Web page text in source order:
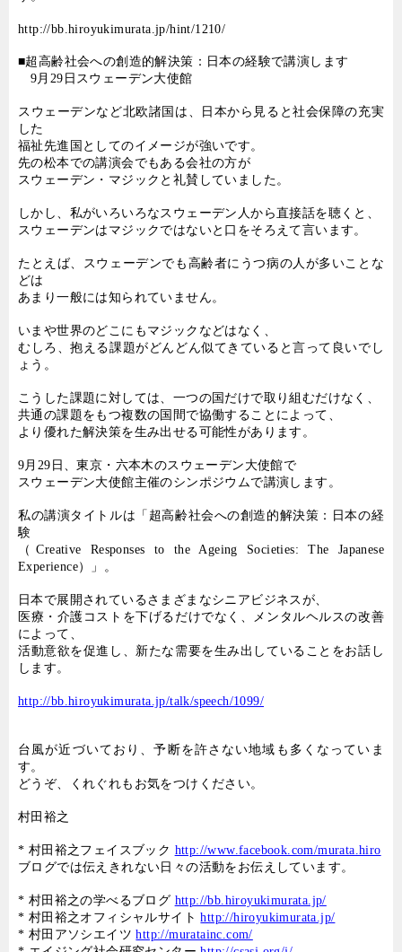
http://bb.hiroyukimurata.jp/hint/1210/
■超高齢社会への創造的解決策：日本の経験で講演します
9月 29 日スウェーデン大使館
スウェーデンなど北欧諸国は、日本から見ると社会保障の充実
した
福祉先進国としてのイメージが強いです。
先の松本での講演会でもある会社の方が
スウェーデン・マジックと礼賛していました。
しかし、私がいろいろなスウェーデン人から直接話を聴くと、
スウェーデンはマジックではないと口をそろえて言います。
たとえば、スウェーデンでも高齢者にうつ病の人が多いことな
どは
あまり一般には知られていません。
いまや世界のどこにもマジックなどはなく、
むしろ、抱える課題がどんどん似てきていると言って良いでし
ょう。
こうした課題に対しては、一つの国だけで取り組むだけなく、
共通の課題をもつ複数の国間で協働することによって、
より優れた解決策を生み出せる可能性があります。
9月 29 日、東京・六本木のスウェーデン大使館で
スウェーデン大使館主催のシンポジウムで講演します。
私の講演タイトルは「超高齢社会への創造的解決策：日本の経
験
（Creative Responses to the Ageing Societies: The Japanese
Experience）」。
日本で展開されているさまざまなシニアビジネスが、
医療・介護コストを下げるだけでなく、メンタルヘルスの改善
によって、
活動意欲を促進し、新たな需要を生み出していることをお話し
します。
http://bb.hiroyukimurata.jp/talk/speech/1099/
台風が近づいており、予断を許さない地域も多くなっていま
す。
どうぞ、くれぐれもお気をつけください。
村田裕之
* 村田裕之フェイスブック http://www.facebook.com/murata.hiro
ブログでは伝えきれない日々の活動をお伝えしています。
* 村田裕之の学べるブログ http://bb.hiroyukimurata.jp/
* 村田裕之オフィシャルサイトhttp://hiroyukimurata.jp/
* 村田アソシエイツhttp://muratainc.com/